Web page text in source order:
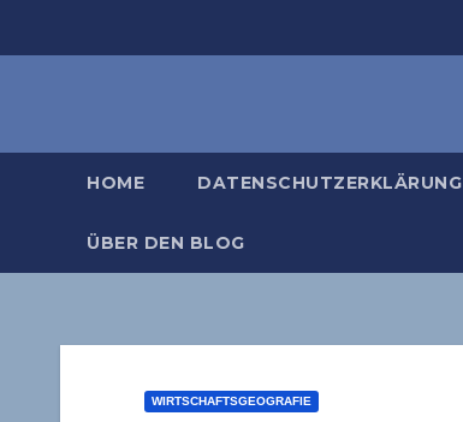
Inhalt
HOME DATENSCHUTZERKLÄRUNG
ÜBER DEN BLOG
WIRTSCHAFTSGEOGRAFIE